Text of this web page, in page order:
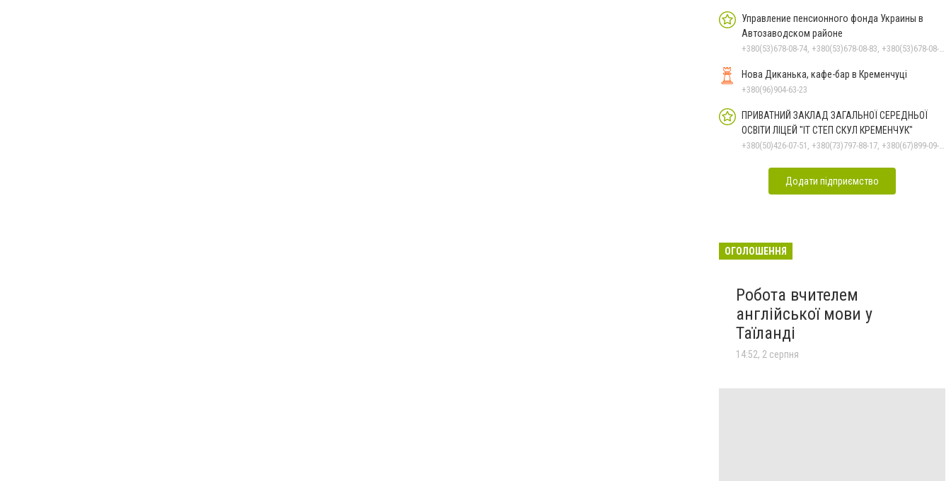
Управление пенсионного фонда Украины в
Автозаводском районе
+380(53)678-08-74, +380(53)678-08-83, +380(53)678-08-41, +380(53)678-08-86, +380(53)678-09-05
Нова Диканька, кафе-бар в Кременчуці
+380(96)904-63-23
ПРИВАТНИЙ ЗАКЛАД ЗАГАЛЬНОЇ СЕРЕДНЬОЇ
ОСВІТИ ЛІЦЕЙ "ІТ СТЕП СКУЛ КРЕМЕНЧУК"
+380(50)426-07-51, +380(73)797-88-17, +380(67)899-09-16
Додати підприємство
ОГОЛОШЕННЯ
Робота вчителем
англійської мови у
Таїланді
14:52, 2 серпня